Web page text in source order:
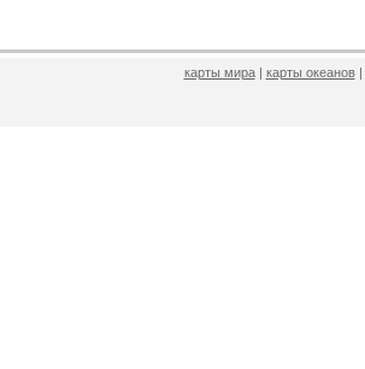
карты мира| карты океанов|